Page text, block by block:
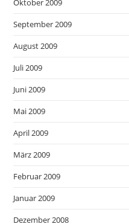
Oktober 2009
September 2009
August 2009
Juli 2009
Juni 2009
Mai 2009
April 2009
März 2009
Februar 2009
Januar 2009
Dezember 2008